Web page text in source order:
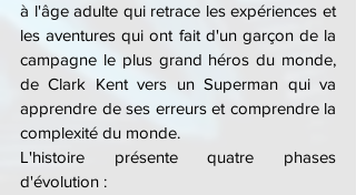
à l'âge adulte qui retrace les expériences et
les aventures qui ont fait d'un garçon de la
campagne le plus grand héros du monde,
de Clark Kent vers un Superman qui va
apprendre de ses erreurs et comprendre la
complexité du monde.
L'histoire présente quatre phases
d'évolution :